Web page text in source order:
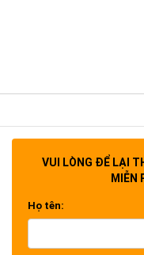
VUI LÒNG ĐỂ LẠI
MIỄN
Họ tên: